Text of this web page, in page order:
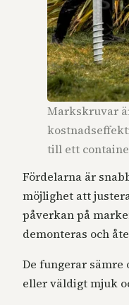
Markskruvar
till ett
Fördelarna är
möjlighet att
påverkan på
demonteras och
De fungerar
eller väldigt mjuk